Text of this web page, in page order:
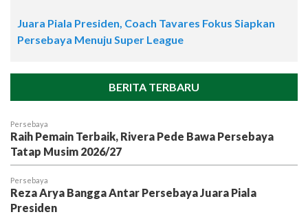
Juara Piala Presiden, Coach Tavares Fokus Siapkan
Persebaya Menuju Super League
BERITA TERBARU
Persebaya
Raih Pemain Terbaik, Rivera Pede Bawa Persebaya
Tatap Musim 2026/27
Persebaya
Reza Arya Bangga Antar Persebaya Juara Piala
Presiden